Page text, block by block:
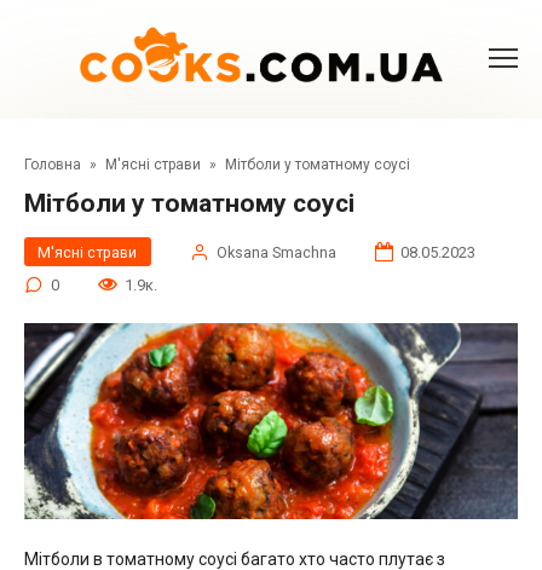
Головна » М'ясні страви » Мітболи у томатному соусі
Мітболи у томатному соусі
М'ясні страви Oksana Smachna
08.05.2023
0
1.9к.
Мітболи в томатному соусі багато хто часто плутає з